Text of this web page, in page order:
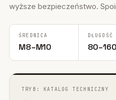
wyższe bezpieczeństwo.
ŚREDNICA
M8–M10
DŁUGOŚĆ
TRYB: KATALOG TECHNICZNY